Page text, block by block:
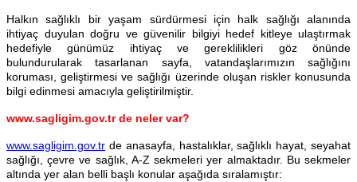
Halkın sağlıklı bir yaşam sürdürmesi için halk sağlığı alanında
ihtiyaç duyulan doğru ve güvenilir bilgiyi hedef kitleye ulaştırmak
hedefiyle günümüz ihtiyaç ve gereklilikleri göz önünde
bulundurularak tasarlanan sayfa, vatandaşlarımızın sağlığını
koruması, geliştirmesi ve sağlığı üzerinde oluşan riskler konusunda
bilgi edinmesi amacıyla geliştirilmiştir.
www.sagligim.gov.tr de neler var?
www.sagligim.gov.tr de anasayfa, hastalıklar, sağlıklı hayat, seyahat
sağlığı, çevre ve sağlık, A-Z sekmeleri yer almaktadır. Bu sekmeler
altında yer alan belli başlı konular aşağıda sıralamıştır: